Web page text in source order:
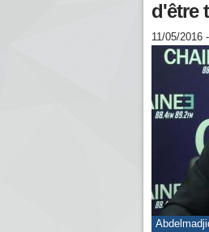
d'être
11/05/2016